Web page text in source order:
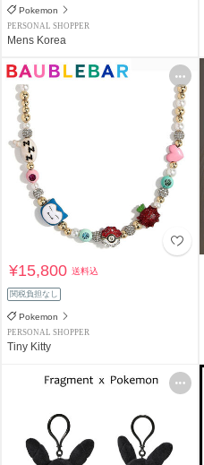
Pokemon
PERSONAL SHOPPER
Mens Korea
¥15,800送料込
関税負担なし
Pokemon
PERSONAL SHOPPER
Tiny Kitty